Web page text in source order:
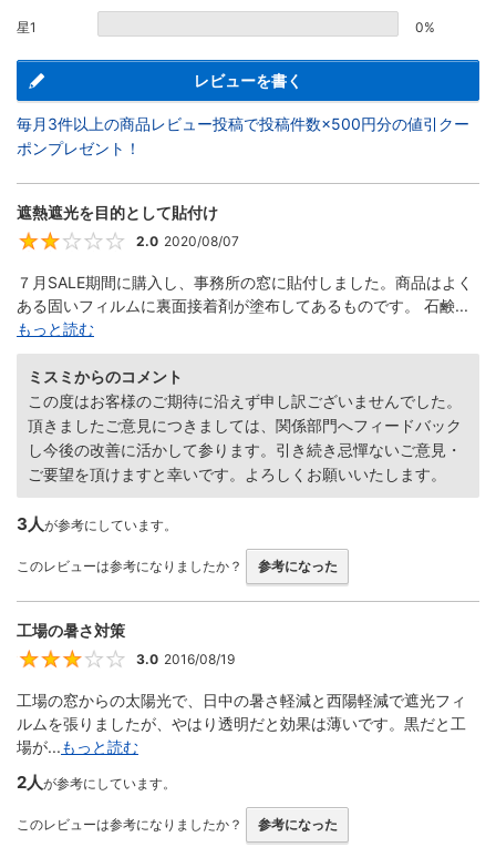
星1 0%
レビューを書く
毎月3件以上の商品レビュー投稿で投稿件数×500円分の値引クー
ポンプレゼント！
遮熱遮光を目的として貼付け
2
2.0 2020/08/07
７月SALE期間に購入し、事務所の窓に貼付しました。商品はよく
ある固いフィルムに裏面接着剤が塗布してあるものです。 石鹸...
もっと読む
ミスミからのコメント
この度はお客様のご期待に沿えず申し訳ございませんでした。
頂きましたご意見につきましては、関係部門へフィードバック
し今後の改善に活かして参ります。引き続き忌憚ないご意見・
ご要望を頂けますと幸いです。よろしくお願いいたします。
3人が参考にしています。
このレビューは参考になりましたか？ 参考になった
工場の暑さ対策
3
3.0 2016/08/19
工場の窓からの太陽光で、日中の暑さ軽減と西陽軽減で遮光フィ
ルムを張りましたが、やはり透明だと効果は薄いです。黒だと工
場が...もっと読む
2人が参考にしています。
このレビューは参考になりましたか？ 参考になった